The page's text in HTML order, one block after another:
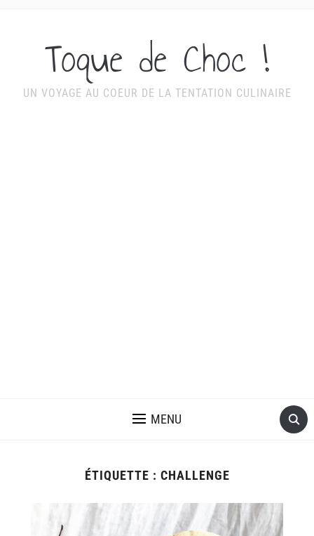
Toque de Choc !
UN VOYAGE AU COEUR DE LA TENTATION CULINAIRE
MENU
ÉTIQUETTE : CHALLENGE